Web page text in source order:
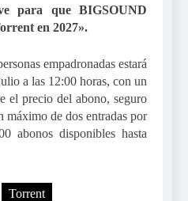
para que BIGSOUND
en 2027».
empadronadas estará
a las 12:00 horas, con un
el precio del abono, seguro
máximo de dos entradas por
abonos disponibles hasta
Torrent